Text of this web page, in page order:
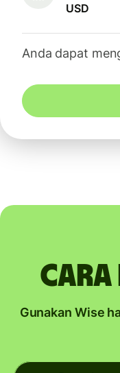
USD
Anda dapat
Cara
Gunakan Wise